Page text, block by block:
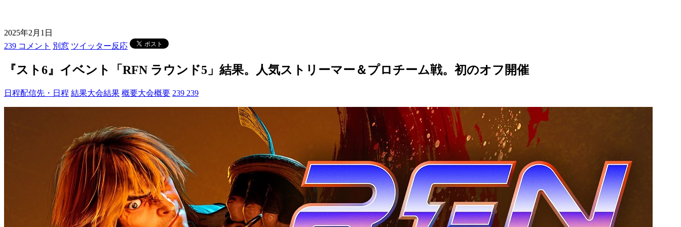
2025年2月1日
239 コメント 別窓 ツイッター反応
『スト6』イベント「RFN ラウンド5」結果。人気ストリーマー＆プロチーム戦。初のオフ開催
日程配信先・日程 結果大会結果 概要大会概要 239 239